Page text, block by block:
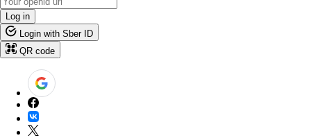
Log in
Login with Sber ID
QR code